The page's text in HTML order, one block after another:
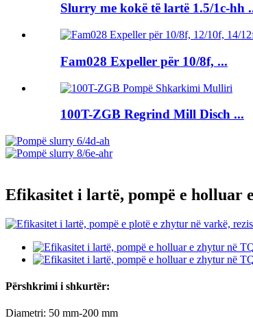
Slurry me kokë të lartë 1.5/1c-hh
Fam028 Expeller për 10/8f, ...
100T-ZGB Regrind Mill Disch ...
Efikasitet i lartë, pompë e holluar
Përshkrimi i shkurtër:
Diametri: 50 mm-200 mm